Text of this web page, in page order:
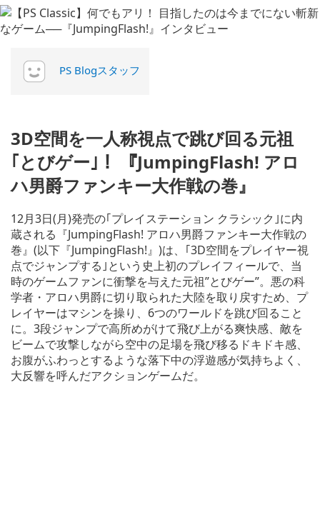
PS Blogスタッフ
3D空間を一人称視点で跳び回る元祖
｢とびゲー｣！ 『JumpingFlash! アロ
ハ男爵ファンキー大作戦の巻』
12月3日(月)発売の｢プレイステーション クラシック｣に内
蔵される『JumpingFlash! アロハ男爵ファンキー大作戦の
巻』(以下『JumpingFlash!』)は、｢3D空間をプレイヤー視
点でジャンプする｣という史上初のプレイフィールで、当
時のゲームファンに衝撃を与えた元祖”とびゲー”。悪の科
学者・アロハ男爵に切り取られた大陸を取り戻すため、プ
レイヤーはマシンを操り、6つのワールドを跳び回ること
に。3段ジャンプで高所めがけて飛び上がる爽快感、敵を
ビームで攻撃しながら空中の足場を飛び移るドキドキ感、
お腹がふわっとするような落下中の浮遊感が気持ちよく、
大反響を呼んだアクションゲームだ。